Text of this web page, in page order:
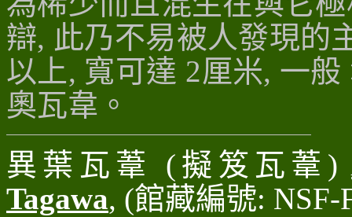
辯, 此乃不易被人發現的
以上, 寬可達 2厘米, 一般
奧瓦韋 。
異葉瓦葦 (擬笈瓦葦)
Tagawa, (館藏編號: NSF-